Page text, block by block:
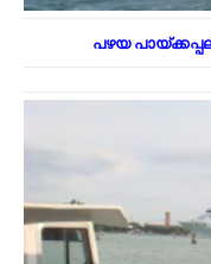
പഴയ